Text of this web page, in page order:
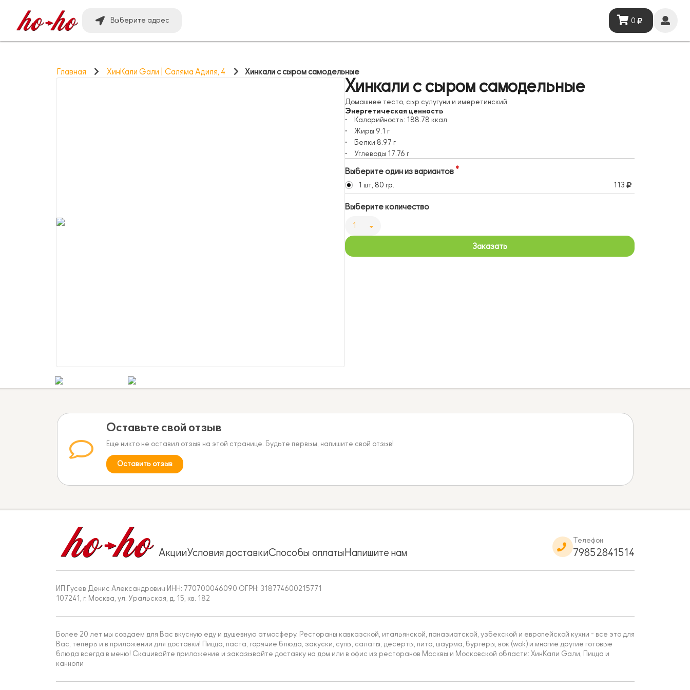
Выберите адрес 0
Главная ХинКали Gали | Саляма Адиля, 4 Хинкали с сыром самодельные
Хинкали с сыром самодельные
Домашнее тесто, сыр сулугуни и имеретинский
Энергетическая ценность
Калорийность: 188.78 ккал
Жиры 9.1 г
Белки 8.97 г
Углеводы 17.76 г
Выберите один из вариантов
1 шт, 80 гр. 113
Выберите количество
1
Заказать
Оставьте свой отзыв
Еще никто не оставил отзыв на этой странице. Будьте первым, напишите свой отзыв!
Оставить отзыв
АкцииУсловия доставкиСпособы оплатыНапишите нам
Телефон
79852841514
ИП Гусев Денис Александрович ИНН: 770700046090 ОГРН: 318774600215771
107241, г. Москва, ул. Уральская, д. 15, кв. 182
Более 20 лет мы создаем для Вас вкусную еду и душевную атмосферу. Рестораны кавказской, итальянской, паназиатской, узбекской и европейской кухни - все это для
Вас, теперь и в приложении для доставки! Пицца, паста, горячие блюда, закуски, супы, салаты, десерты, пита, шаурма, бургеры, вок (wok) и многие другие готовые
блюда всегда в меню! Скачивайте приложение и заказывайте доставку на дом или в офис из ресторанов Москвы и Московской области: ХинКали Gали, Пицца и
канноли